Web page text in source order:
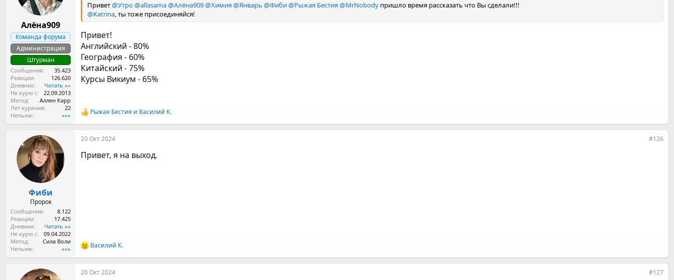
Алёна909
Команда форума
Администрация
Штурман
Сообщения
35.423
Реакции
126.620
Дневник
Читать »»
Не курю с
22.09.2013
Метод
Аллен Карр
Лет курения
22
Непьем:
»»»
Привет@Утро@allasama@Алёна909@Химия@Январь @Фиби@Рыжая Бестия@MrNobody пришло время рассказать что Вы сделали!!!
@Katrinа, ты тоже присоединяйся!
Привет!
Английский - 80%
География - 60%
Китайский - 75%
Курсы Викиум - 65%
Р
е
а
к
и
Рыжая Бестия и Василий К.
Фиби
Пророк
Сообщения
8.122
Реакции
17.425
Дневник
Читать »»
Не курю с
09.04.2022
Метод
Сила Воли
Непьем:
»»»
20 Окт 2024 #126
Привет, я на выход.
Р
е
а
к
Василий К.
20 Окт 2024 #127